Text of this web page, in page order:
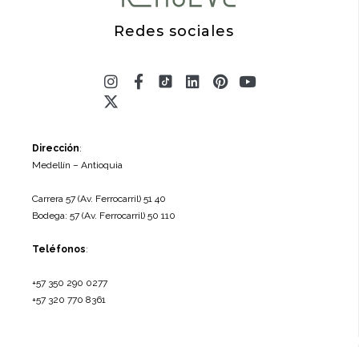
Redes sociales
Instagram
Facebook-
f
Linkedin
Pinterest
Youtube
X-
twitter
Dirección:
Medellín – Antioquia
Carrera 57 (Av. Ferrocarril) 51 40
Bodega: 57 (Av. Ferrocarril) 50 110
Teléfonos:
+57 350 290 0277
+57 320 770 8361